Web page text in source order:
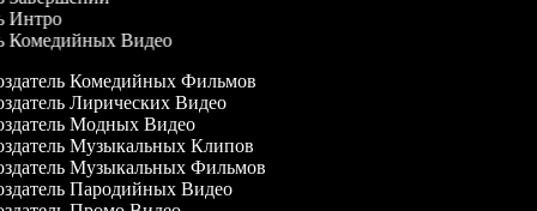
Интро
Комедийных Видео
Комедийных Фильмов
Лирических Видео
Модных Видео
Музыкальных Клипов
Музыкальных Фильмов
Пародийных Видео